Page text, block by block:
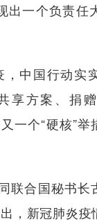
出一个负责任
中国行动实
享方案、捐
一个“硬核”举
合国秘书长
，新冠肺炎疫